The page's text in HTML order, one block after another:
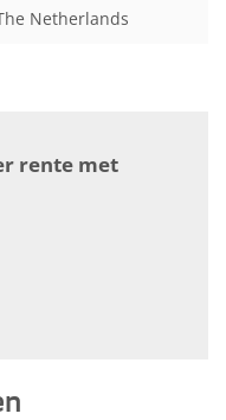
Netherlands
rente met